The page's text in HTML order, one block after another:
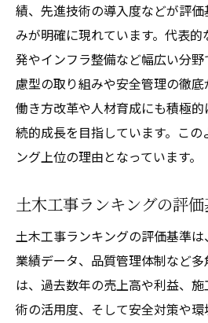
績、先進技術の導入度などが評
みが明確に現れています。代表
発やインフラ整備など幅広い分
慮型の取り組みや安全管理の徹底
働き方改革や人材育成にも積極
続的成長を目指しています。こ
ング上位の理由となっています。
土木工事ランキングの評
土木工事ランキングの評価基準は
業績データ、品質管理体制など
は、過去数年の売上高や利益、
術の活用度、そして安全対策や